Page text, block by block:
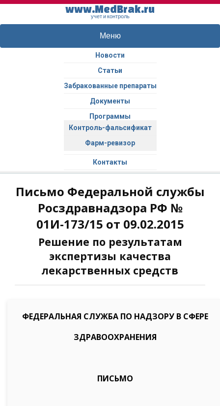
www.MedBrak.ru
учет и контроль
Меню
Новости
Статьи
Забракованные препараты
Документы
Программы
Контроль-фальсификат
Фарм-ревизор
Контакты
Письмо Федеральной службы
Росздравнадзора РФ №
01И-173/15 от 09.02.2015
Решение по результатам
экспертизы качества
лекарственных средств
ФЕДЕРАЛЬНАЯ СЛУЖБА ПО НАДЗОРУ В СФЕРЕ
ЗДРАВООХРАНЕНИЯ
ПИСЬМО